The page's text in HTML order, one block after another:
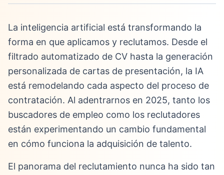
La inteligencia artificial está transformando la
forma en que aplicamos y reclutamos. Desde el
filtrado automatizado de CV hasta la generación
personalizada de cartas de presentación, la IA
está remodelando cada aspecto del proceso de
contratación. Al adentrarnos en 2025, tanto los
buscadores de empleo como los reclutadores
están experimentando un cambio fundamental
en cómo funciona la adquisición de talento.
El panorama del reclutamiento nunca ha sido tan